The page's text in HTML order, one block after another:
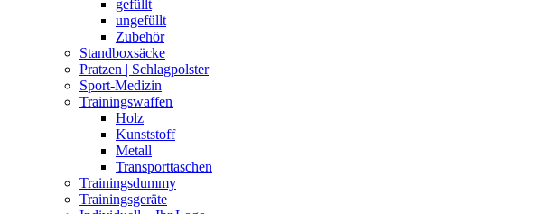
gefüllt
ungefüllt
Zubehör
Standboxsäcke
Pratzen | Schlagpolster
Sport-Medizin
Trainingswaffen
Holz
Kunststoff
Metall
Transporttaschen
Trainingsdummy
Trainingsgeräte